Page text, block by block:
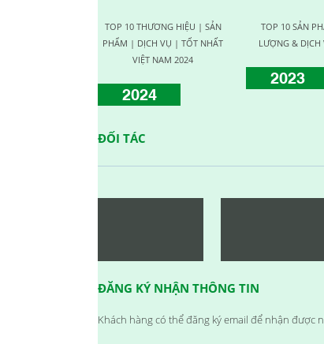
NĂM THÀNH LẬP
23/09/2024
HỘI NGHỊ TRI ÂN KHÁCH HÀNG
23/09/2024
TỔNG KẾT HOẠT ĐỘNG KINH
TRIỂN NĂM 2018
23/09/2024
NƠI TÌNH YÊU BẮT ĐẦU!
Đồng hành cùng team building
TOP 10 THƯƠNG HIỆU | SẢN
PHẨM | DỊCH VỤ | TỐT NHẤT
VIỆT NAM 2024
2024
TOP 10 SẢN
LƯỢNG & DỊCH
2023
ĐỐI TÁC
ĐĂNG KÝ NHẬN THÔNG TIN
Khách hàng có thể đăng ký email để nhận